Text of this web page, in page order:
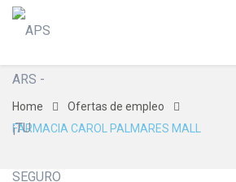
Home
Ofertas de empleo
FARMACIA CAROL PALMARES MALL